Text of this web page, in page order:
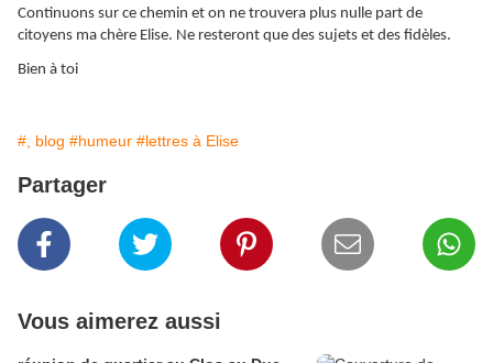
Continuons sur ce chemin et on ne trouvera plus nulle part de
citoyens ma chère Elise. Ne resteront que des sujets et des fidèles.
Bien à toi
#, blog #humeur #lettres à Elise
Partager
Vous aimerez aussi